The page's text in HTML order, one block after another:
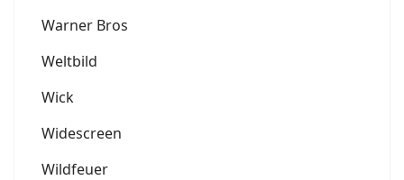
Warner Bros
Weltbild
Wick
Widescreen
Wildfeuer